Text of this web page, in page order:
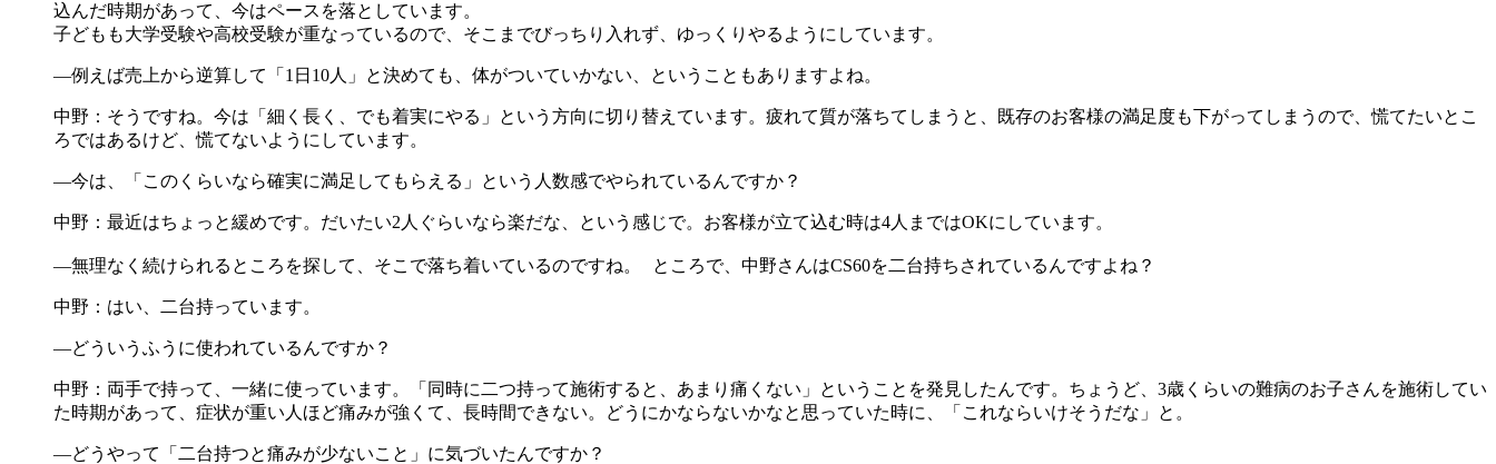
込んだ時期があって、今はペースを落としています。
子どもも大学受験や高校受験が重なっているので、そこまでびっちり入れず、ゆっくりやるようにしています。
―例えば売上から逆算して「1日10人」と決めても、体がついていかない、ということもありますよね。
中野：そうですね。今は「細く長く、でも着実にやる」という方向に切り替えています。疲れて質が落ちてしまうと、既存のお客様の満足度も下がってしまうので、慌てたいとこ
ろではあるけど、慌てないようにしています。
―今は、「このくらいなら確実に満足してもらえる」という人数感でやられているんですか？
中野：最近はちょっと緩めです。だいたい2人ぐらいなら楽だな、という感じで。お客様が立て込む時は4人まではOKにしています。
―無理なく続けられるところを探して、そこで落ち着いているのですね。 ところで、中野さんはCS60を二台持ちされているんですよね？
中野：はい、二台持っています。
―どういうふうに使われているんですか？
中野：両手で持って、一緒に使っています。「同時に二つ持って施術すると、あまり痛くない」ということを発見したんです。ちょうど、3歳くらいの難病のお子さんを施術してい
た時期があって、症状が重い人ほど痛みが強くて、長時間できない。どうにかならないかなと思っていた時に、「これならいけそうだな」と。
―どうやって「二台持つと痛みが少ないこと」に気づいたんですか？